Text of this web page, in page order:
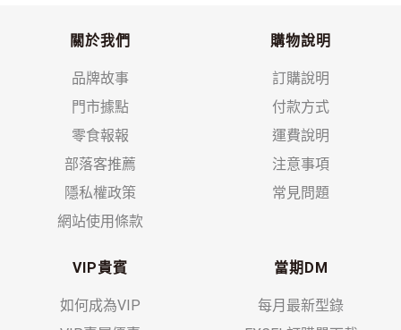
關於我們
品牌故事
門市據點
零食報報
部落客推薦
隱私權政策
網站使用條款
購物說明
訂購說明
付款方式
運費說明
注意事項
常見問題
VIP貴賓
如何成為VIP
當期DM
每月最新型錄